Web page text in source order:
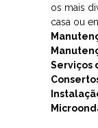
os mais
casa ou
Serviços